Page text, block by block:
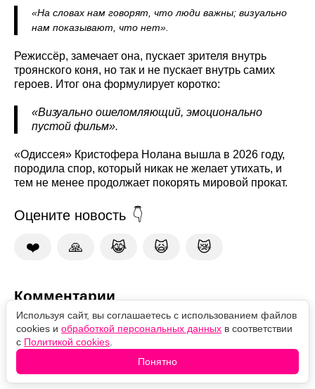
«На словах нам говорят, что люди важны; визуально
нам показывают, что нет».
Режиссёр, замечает она, пускает зрителя внутрь
троянского коня, но так и не пускает внутрь самих
героев. Итог она формулирует коротко:
«Визуально ошеломляющий, эмоционально
пустой фильм».
«Одиссея» Кристофера Нолана вышла в 2026 году,
породила спор, который никак не желает утихать, и
тем не менее продолжает покорять мировой прокат.
Оцените новость
❤️ 🙏 😹 🙀 😿
Комментарии
Используя сайт, вы соглашаетесь с использованием файлов
cookies и обработкой персональных данных в соответствии
с Политикой cookies
Понятно